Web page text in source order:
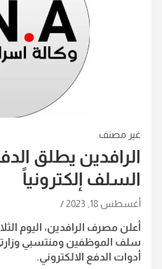
غير مصنف
الرافدين يطلق
السلف إلكترونياً
أغسطس 18, 2023
أعلن مصرف الرافدين، اليوم
سلف الموظفين ومنتسبي
أدوات الدفع الالكتروني.